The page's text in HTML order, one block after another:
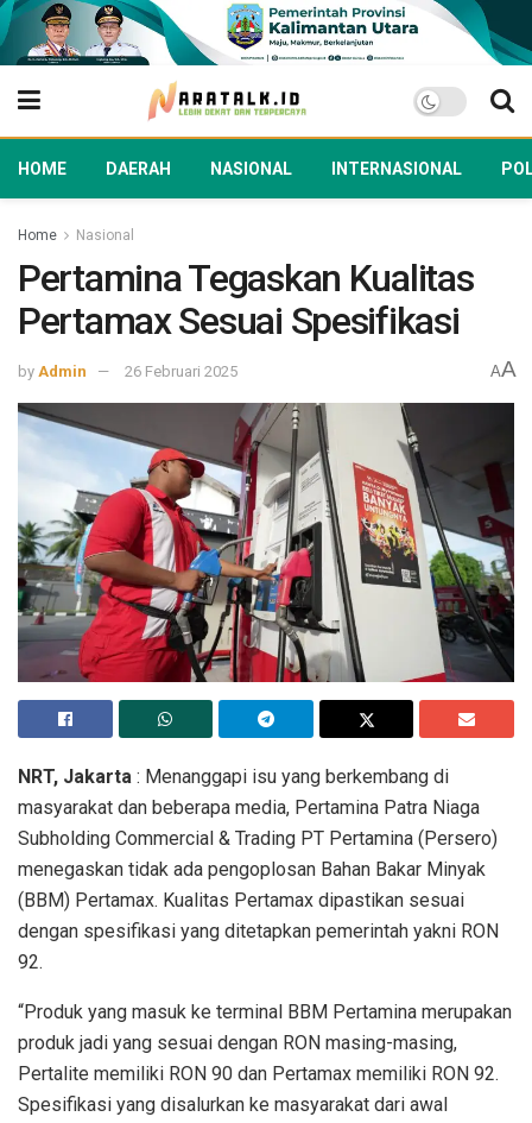
HOME DAERAH NASIONAL INTERNASIONAL
Home Nasional
Pertamina Tegaskan Kualitas
Pertamax Sesuai Spesifikasi
by Admin 26 Februari 2025 AA
NRT, Jakarta : Menanggapi isu yang berkembang di
masyarakat dan beberapa media, Pertamina Patra Niaga
Subholding Commercial & Trading PT Pertamina (Persero)
menegaskan tidak ada pengoplosan Bahan Bakar Minyak
(BBM) Pertamax. Kualitas Pertamax dipastikan sesuai
dengan spesifikasi yang ditetapkan pemerintah yakni RON
92.
“Produk yang masuk ke terminal BBM Pertamina merupakan
produk jadi yang sesuai dengan RON masing-masing,
Pertalite memiliki RON 90 dan Pertamax memiliki RON 92.
Spesifikasi yang disalurkan ke masyarakat dari awal